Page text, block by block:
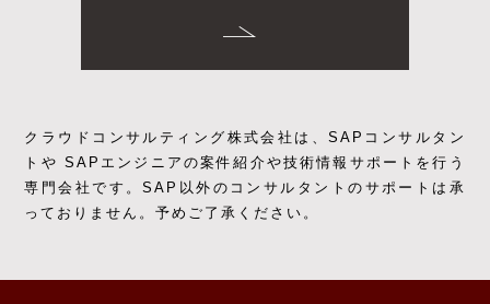
クラウドコンサルティング株式会社は、SAPコンサルタン
トや SAPエンジニアの案件紹介や技術情報サポートを行う
専門会社です。SAP以外のコンサルタントのサポートは承
っておりません。予めご了承ください。